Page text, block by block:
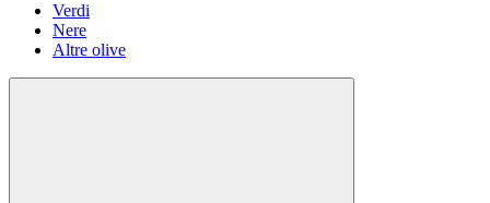
Verdi
Nere
Altre olive